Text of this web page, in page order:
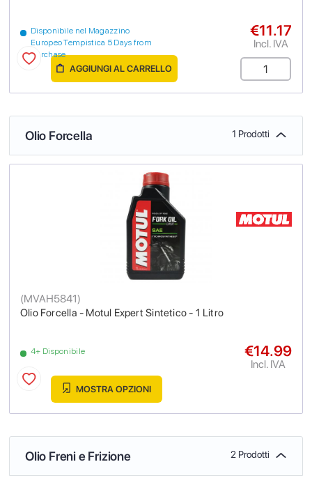
Disponibile nel Magazzino
Europeo Tempistica 5 Days from
purchase
€11.17
Incl. IVA
AGGIUNGI AL CARRELLO
Olio Forcella 1 Prodotti
Olio Forcella - Motul Expert Sintetico - 1 Litro
(MVAH5841)
4+ Disponibile €14.99
Incl. IVA
MOSTRA OPZIONI
Olio Freni e Frizione 2 Prodotti